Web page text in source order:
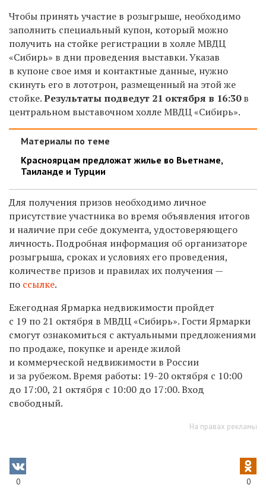
Чтобы принять участие в розыгрыше, необходимо
заполнить специальный купон, который можно
получить на стойке регистрации в холле МВДЦ
«Сибирь» в дни проведения выставки. Указав
в купоне свое имя и контактные данные, нужно
скинуть его в лототрон, размещенный на этой же
стойке.Результаты подведут 21 октября в 16:30в
центральном выставочном холле МВДЦ «Сибирь».
Материалы по теме
Красноярцам предложат жилье во Вьетнаме,
Таиланде и Турции
Для получения призов необходимо личное
присутствие участника во время объявления итогов
и наличие при себе документа, удостоверяющего
личность. Подробная информация об организаторе
розыгрыша, сроках и условиях его проведения,
количестве призов и правилах их получения —
по ссылке.
Ежегодная Ярмарка недвижимости пройдет
с 19 по 21 октября в МВДЦ «Сибирь». Гости Ярмарки
смогут ознакомиться с актуальными предложениями
по продаже, покупке и аренде жилой
и коммерческой недвижимости в России
и за рубежом. Время работы: 19-20 октября с 10:00
до 17:00, 21 октября с 10:00 до 17:00.Вход
свободный.
На правах рекламы
0 0